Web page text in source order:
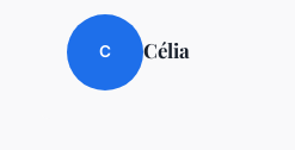
C Célia